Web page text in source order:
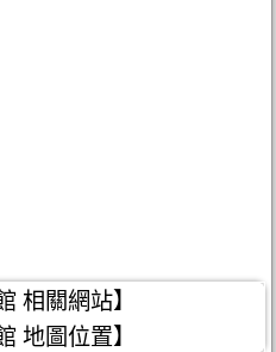
相關網站】
地圖位置】